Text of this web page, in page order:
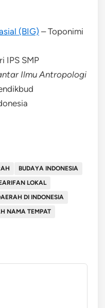
(BIG) – Toponimi
IPS SMP
Ilmu Antropologi
BUDAYA INDONESIA
LOKAL
DI INDONESIA
NAMA TEMPAT